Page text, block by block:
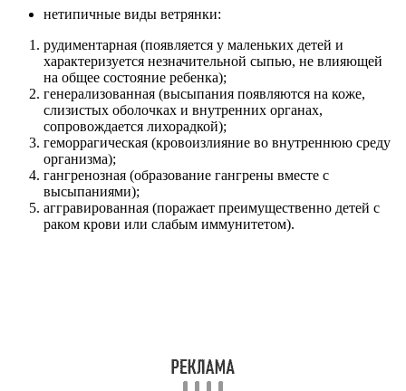
нетипичные виды ветрянки:
рудиментарная (появляется у маленьких детей и
характеризуется незначительной сыпью, не влияющей
на общее состояние ребенка);
генерализованная (высыпания появляются на коже,
слизистых оболочках и внутренних органах,
сопровождается лихорадкой);
геморрагическая (кровоизлияние во внутреннюю среду
организма);
гангренозная (образование гангрены вместе с
высыпаниями);
аггравированная (поражает преимущественно детей с
раком крови или слабым иммунитетом).